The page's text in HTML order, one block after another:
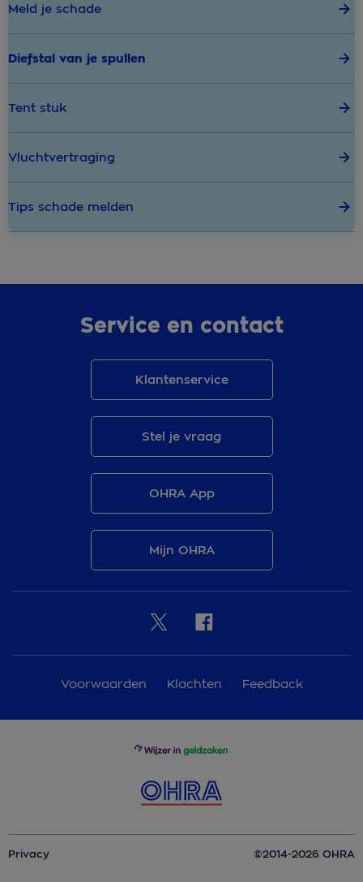
Meld je schade
Diefstal van je spullen
Tent stuk
Vluchtvertraging
Tips schade melden
Service en contact
Klantenservice
Stel je vraag
OHRA App
Mijn OHRA
Voorwaarden Klachten Feedback
Privacy ©2014-2026 OHRA